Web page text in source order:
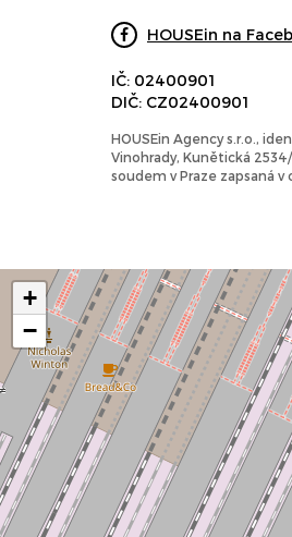
HOUSEin na
IČ: 02400901
DIČ: CZ02400901
HOUSEin Agency s.r.o.,
Vinohrady, Kunětická
soudem v Praze zapsaná v
+
−